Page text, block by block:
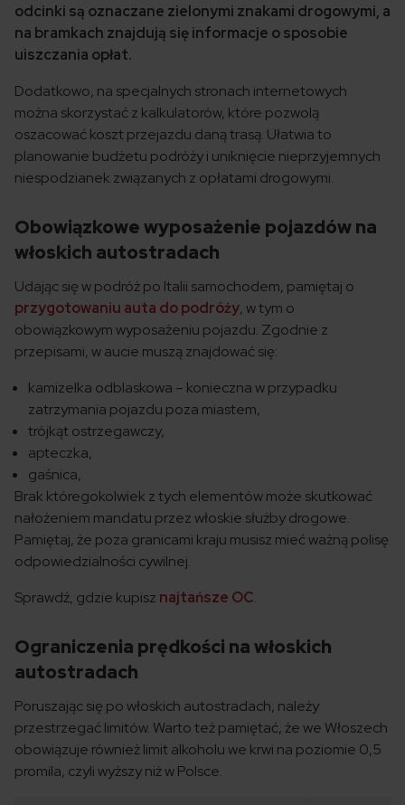
odcinki są oznaczane zielonymi znakami drogowymi, a
na bramkach znajdują się informacje o sposobie
uiszczania opłat.
Dodatkowo, na specjalnych stronach internetowych
można skorzystać z kalkulatorów, które pozwolą
oszacować koszt przejazdu daną trasą. Ułatwia to
planowanie budżetu podróży i uniknięcie nieprzyjemnych
niespodzianek związanych z opłatami drogowymi.
Obowiązkowe wyposażenie pojazdów na
włoskich autostradach
Udając się w podróż po Italii samochodem, pamiętaj o
przygotowaniu auta do podróży, w tym o
obowiązkowym wyposażeniu pojazdu. Zgodnie z
przepisami, w aucie muszą znajdować się:
kamizelka odblaskowa – konieczna w przypadku
zatrzymania pojazdu poza miastem,
trójkąt ostrzegawczy,
apteczka,
gaśnica,
Brak któregokolwiek z tych elementów może skutkować
nałożeniem mandatu przez włoskie służby drogowe.
Pamiętaj, że poza granicami kraju musisz mieć ważną polisę
odpowiedzialności cywilnej.
Sprawdź, gdzie kupisz najtańsze OC.
Ograniczenia prędkości na włoskich
autostradach
Poruszając się po włoskich autostradach, należy
przestrzegać limitów. Warto też pamiętać, że we Włoszech
obowiązuje również limit alkoholu we krwi na poziomie 0,5
promila, czyli wyższy niż w Polsce.